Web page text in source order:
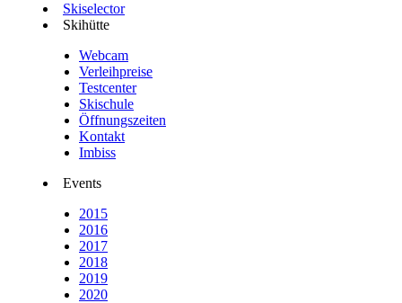
Skiselector
Skihütte
Webcam
Verleihpreise
Testcenter
Skischule
Öffnungszeiten
Kontakt
Imbiss
Events
2015
2016
2017
2018
2019
2020